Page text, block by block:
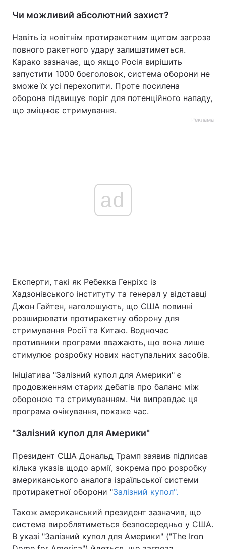
Чи можливий абсолютний захист?
Навіть із новітнім протиракетним щитом загроза
повного ракетного удару залишатиметься.
Карако зазначає, що якщо Росія вирішить
запустити 1000 боєголовок, система оборони не
зможе їх усі перехопити. Проте посилена
оборона підвищує поріг для потенційного нападу,
що зміцнює стримування.
Реклама
ad
Експерти, такі як Ребекка Генріхс із
Хадзонівського інституту та генерал у відставці
Джон Гайтен, наголошують, що США повинні
розширювати протиракетну оборону для
стримування Росії та Китаю. Водночас
противники програми вважають, що вона лише
стимулює розробку нових наступальних засобів.
Ініціатива "Залізний купол для Америки" є
продовженням старих дебатів про баланс між
обороною та стримуванням. Чи виправдає ця
програма очікування, покаже час.
"Залізний купол для Америки"
Президент США Дональд Трамп заявив підписав
кілька указів щодо армії, зокрема про розробку
американського аналога ізраїльської системи
протиракетної оборони "Залізний купол".
Також американський президент зазначив, що
система вироблятиметься безпосередньо у США.
В указі "Залізний купол для Америки" ("The Iron